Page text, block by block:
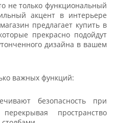
не только функциональный
акцент в интерьере
предлагает купить в
прекрасно подойдут
дизайна в вашем
важных функций:
безопасность при
пространство